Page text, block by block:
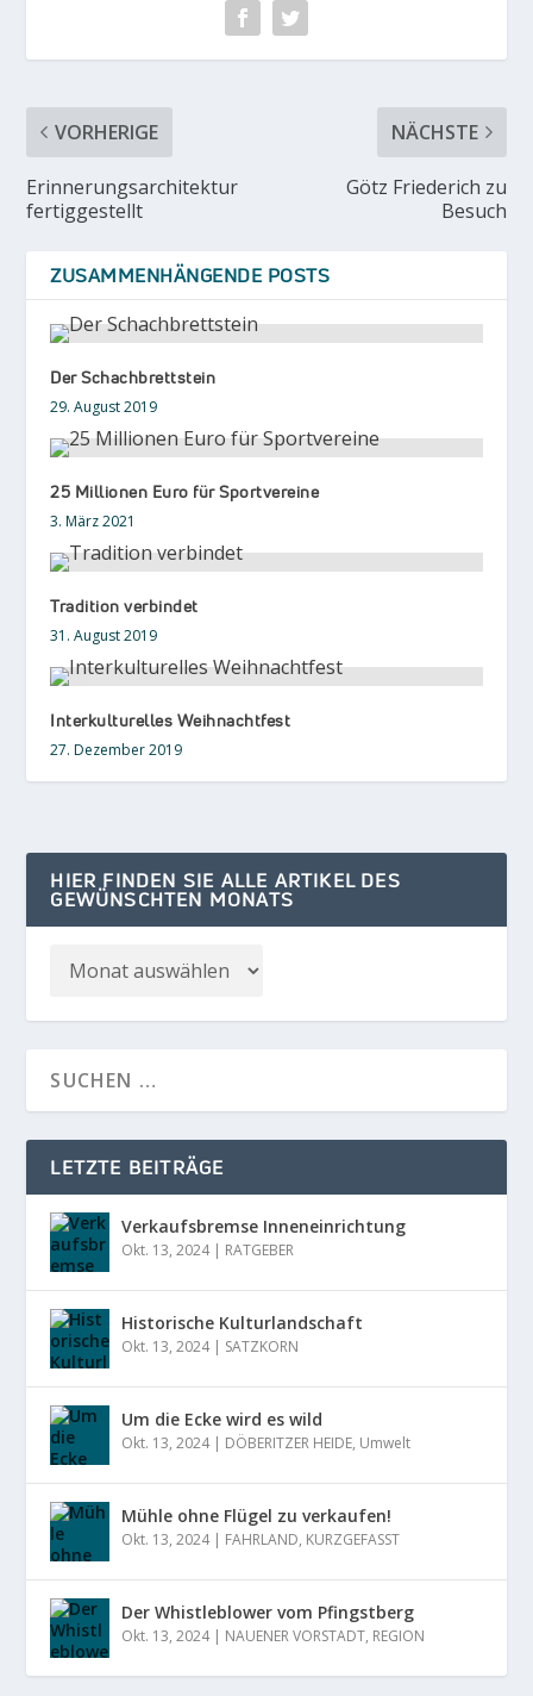
VORHERIGE
Erinnerungsarchitektur
fertiggestellt
NÄCHSTE
Götz Friederich zu
Besuch
ZUSAMMENHÄNGENDE POSTS
Der Schachbrettstein
29. August 2019
25 Millionen Euro für Sportvereine
3. März 2021
Tradition verbindet
31. August 2019
Interkulturelles Weihnachtfest
27. Dezember 2019
HIER FINDEN SIE ALLE ARTIKEL DES
GEWÜNSCHTEN MONATS
LETZTE BEITRÄGE
Verkaufsbremse Inneneinrichtung
Okt. 13, 2024| RATGEBER
Historische Kulturlandschaft
Okt. 13, 2024| SATZKORN
Um die Ecke wird es wild
Okt. 13, 2024| DÖBERITZER HEIDE, Umwelt
Mühle ohne Flügel zu verkaufen!
Okt. 13, 2024| FAHRLAND, KURZGEFASST
Der Whistleblower vom Pfingstberg
Okt. 13, 2024| NAUENER VORSTADT, REGION